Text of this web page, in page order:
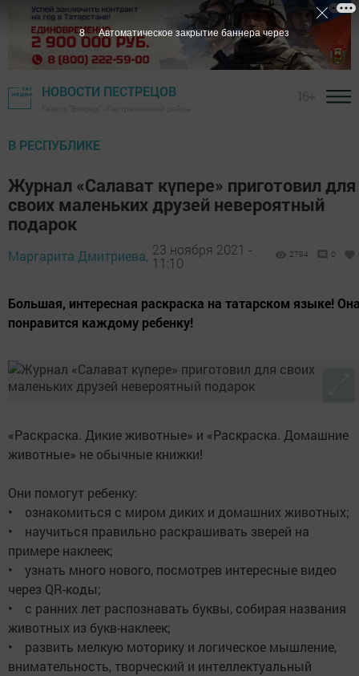
НОВОСТИ ПЕСТРЕЦОВ
В РЕСПУБЛИКЕ
Журнал «Салават күпере» приготовил для
своих маленьких друзей невероятный
подарок
Маргарита Дмитриева, 23 ноября 2021 -
11:10
2794 0
Большая, интересная раскраска на татарском языке!
понравится каждому ребенку!
«Раскраска. Дикие животные» и «Раскраска. Домашние
животные» не обычные книжки!
Они помогут ребенку:
• ознакомиться с миром диких и домашних животных;
• научиться правильно раскрашивать зверей на
примере наклеек;
• узнать много нового, посмотрев интересные видео
через QR-коды;
• с ранних лет распознавать буквы, собирая названия
животных из букв-наклеек;
• развить мелкую моторику и логическое мышление,
внимательность, творческий и интеллектуальный
7 Автоматическое закрытие баннера через